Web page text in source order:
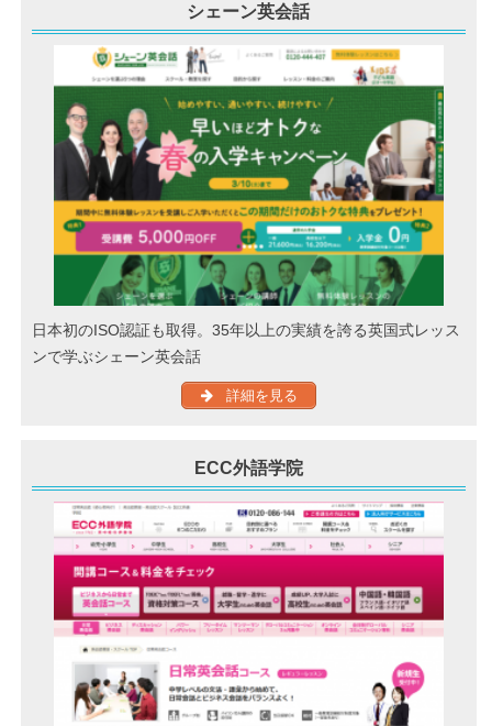
シェーン英会話
日本初のISO認証も取得。35年以上の実績を誇る英国式レッス
ンで学ぶシェーン英会話
詳細を見る
ECC外語学院